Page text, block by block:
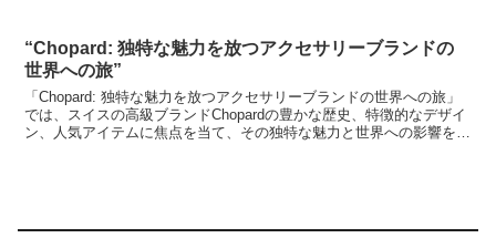
“Chopard: 独特な魅力を放つアクセサリーブランドの
世界への旅”
「Chopard: 独特な魅力を放つアクセサリーブランドの世界への旅」
では、スイスの高級ブランドChopardの豊かな歴史、特徴的なデザイ
ン、人気アイテムに焦点を当て、その独特な魅力と世界への影響を探